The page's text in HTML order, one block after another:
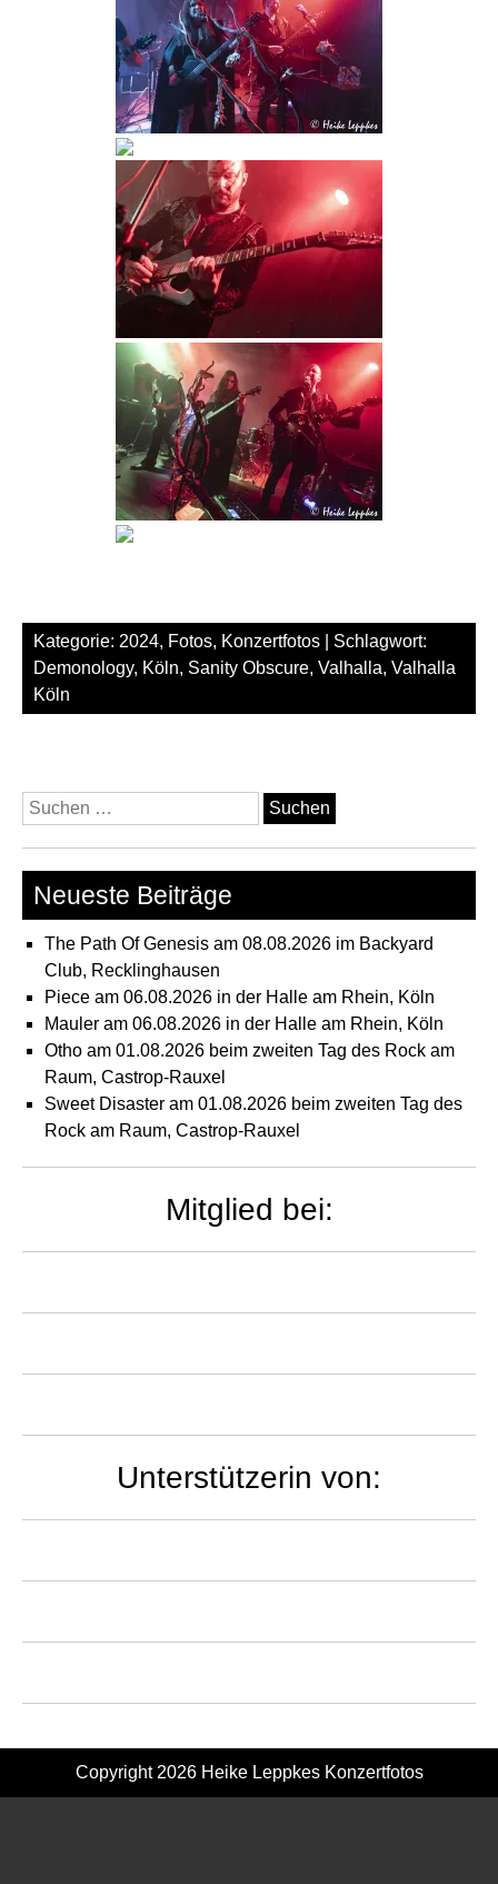
Kategorie: 2024, Fotos, Konzertfotos | Schlagwort:
Demonology, Köln, Sanity Obscure, Valhalla, Valhalla
Köln
Suchen
nach:
Neueste Beiträge
The Path Of Genesis am 08.08.2026 im Backyard
Club, Recklinghausen
Piece am 06.08.2026 in der Halle am Rhein, Köln
Mauler am 06.08.2026 in der Halle am Rhein, Köln
Otho am 01.08.2026 beim zweiten Tag des Rock am
Raum, Castrop-Rauxel
Sweet Disaster am 01.08.2026 beim zweiten Tag des
Rock am Raum, Castrop-Rauxel
Mitglied bei:
Unterstützerin von:
Copyright 2026 Heike Leppkes Konzertfotos